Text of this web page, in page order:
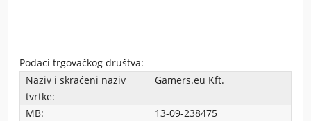
Podaci trgovačkog društva:
Naziv i skraćeni naziv
tvrtke:
Gamers.eu Kft.
MB:
13-09-238475